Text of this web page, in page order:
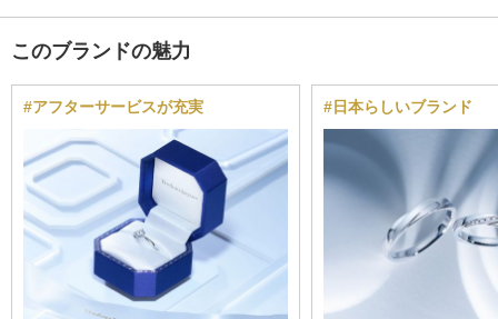
このブランドの魅力
#アフターサービスが充実 #日本らしいブランド